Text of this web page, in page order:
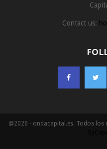
Contact us:
@2026 - ondacapital.es. Todos